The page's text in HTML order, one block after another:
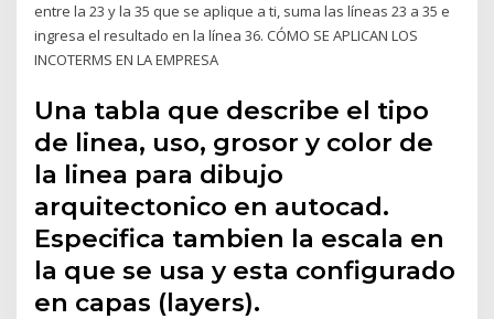
entre la 23 y la 35 que se aplique a ti, suma las líneas 23 a 35 e
ingresa el resultado en la línea 36. CÓMO SE APLICAN LOS
INCOTERMS EN LA EMPRESA
Una tabla que describe el tipo
de linea, uso, grosor y color de
la linea para dibujo
arquitectonico en autocad.
Especifica tambien la escala en
la que se usa y esta configurado
en capas (layers).